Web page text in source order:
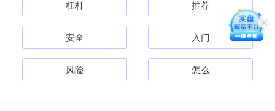
杠杆 推荐
安全 入门
风险 怎么